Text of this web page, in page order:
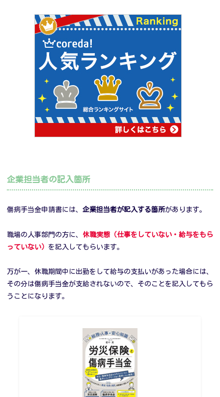
企業担当者の記入箇所
傷病手当金申請書には、 企業担当者が記入する箇所があります。
職場の人事部門の方に、 休職実態（仕事をしていない・給与をもら
っていない） を記入してもらいます。
万が一、休職期間中に出勤をして給与の支払いがあった場合には、
その分は傷病手当金が支給されないので、そのことを記入してもら
うことになります。